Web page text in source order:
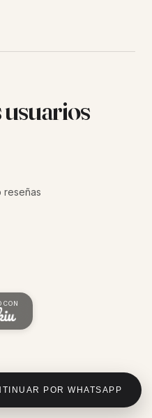
POR WHATSAPP
usuarios
reseñas
CON